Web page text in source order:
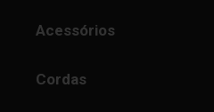
Acessórios
Cordas